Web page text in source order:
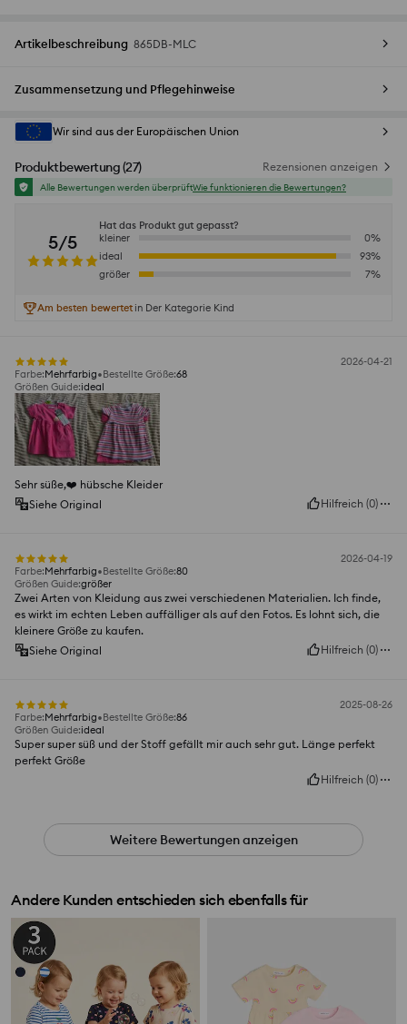
Artikelbeschreibung 865DB-MLC
Zusammensetzung und Pflegehinweise
Wir sind aus der Europäischen Union
Produktbewertung(27) Rezensionen anzeigen
Alle Bewertungen werden überprüftWie funktionieren die Bewertungen?
5/5
Hat das Produkt gut gepasst?
kleiner
0%
ideal
93%
größer
7%
Am besten bewertet in Der Kategorie Kind
2026-04-21
Farbe:Mehrfarbig Bestellte Größe:68
Größen Guide:ideal
Sehr süße,❤️ hübsche Kleider
Siehe Original
Hilfreich (0)
2026-04-19
Farbe:Mehrfarbig Bestellte Größe:80
Größen Guide:größer
Zwei Arten von Kleidung aus zwei verschiedenen Materialien. Ich finde,
es wirkt im echten Leben auffälliger als auf den Fotos. Es lohnt sich, die
kleinere Größe zu kaufen.
Siehe Original
Hilfreich (0)
2025-08-26
Farbe:Mehrfarbig Bestellte Größe:86
Größen Guide:ideal
Super super süß und der Stoff gefällt mir auch sehr gut. Länge perfekt
perfekt Größe
Hilfreich (0)
Weitere Bewertungen anzeigen
Andere Kunden entschieden sich ebenfalls für